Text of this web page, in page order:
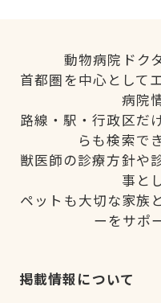
動物病院ドク
首都圏を中心として
病院
路線・駅・行政区だ
らも検索で
獣医師の診療方針や
事と
ペットも大切な家族
ーをサポ
掲載情報について